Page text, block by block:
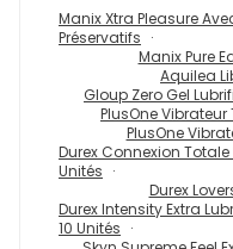
Manix Xtra Pleasure
Préservatifs
Manix Pure
Aquilea
Gloup Zero Gel
PlusOne
PlusOne
Durex Connexion Totale
Unités
Durex
Durex Intensity Extra
10 Unités